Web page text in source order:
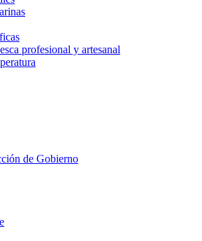
profesional y artesanal
de Gobierno